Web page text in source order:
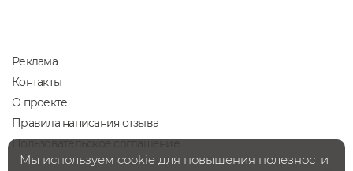
Реклама
Контакты
О проекте
Правила написания отзыва
Пользовательское соглашение
Мы используем cookie для повышения полезности